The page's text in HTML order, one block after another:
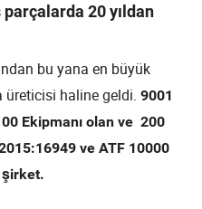
20 yıldan
bu yana en büyük
üreticisi haline geldi.9001
Ekipmanı olan ve 200
ve ATF 10000
şirket.